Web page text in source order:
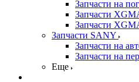
Запчасти на
Запчасти
Запчасти
Запчасти SANY
Запчасти на
Запчасти на
Еще